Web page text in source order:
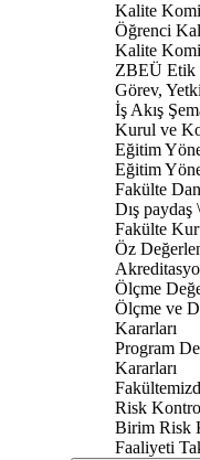
Kalite
Öğrenci
Kalite
ZBEÜ Etik
Görev,
İş Akış
Kurul ve
Eğitim
Eğitim
Fakülte
Dış paydaş
Fakülte
Öz
Ölçme
Ölçme ve
Kararları
Program
Kararları
Risk
Birim Risk
Faaliyeti